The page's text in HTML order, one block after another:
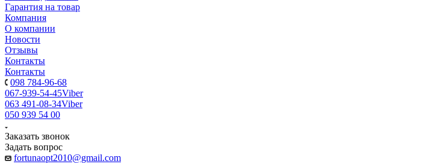
Гарантия на товар
Компания
О компании
Новости
Отзывы
Контакты
Контакты
098 784-96-68
067-939-54-45Viber
063 491-08-34Viber
050 939 54 00
Заказать звонок
Задать вопрос
fortunaopt2010@gmail.com